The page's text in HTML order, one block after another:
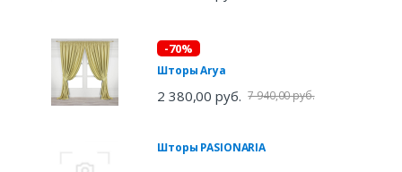
-70%
Шторы Arya
2 380,00 руб. 7 940,00 руб.
Шторы PASIONARIA